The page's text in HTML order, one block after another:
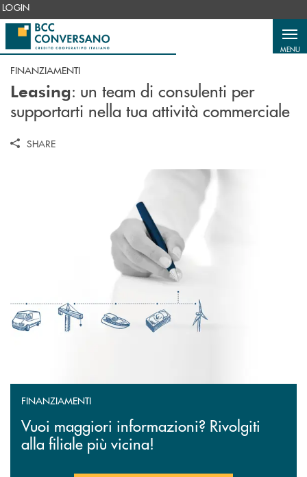
Salta al contenuto principale
LOGIN
MENU
FINANZIAMENTI
Leasing: un team di consulenti per
supportarti nella tua attività commerciale
SHARE
FINANZIAMENTI
Vuoi maggiori informazioni? Rivolgiti
alla filiale più vicina!